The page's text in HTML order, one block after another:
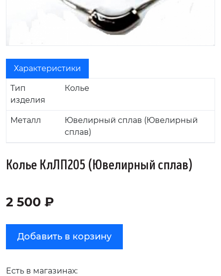
Характеристики
Тип
изделия
Колье
Металл
Ювелирный сплав (Ювелирный
сплав)
Колье КлЛП205 (Ювелирный сплав)
2 500 ₽
Добавить в корзину
Есть в магазинах: